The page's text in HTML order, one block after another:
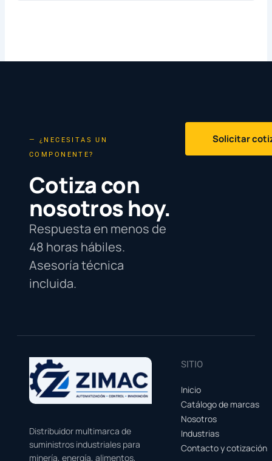
— ¿NECESITAS UN
COMPONENTE?
Cotiza con
nosotros hoy.
Respuesta en menos de
48 horas hábiles.
Asesoría técnica
incluida.
Solicitar
Distribuidor multimarca de
suministros industriales para
minería, energía, alimentos,
SITIO
Inicio
Catálogo de marcas
Nosotros
Industrias
Contacto y cotización